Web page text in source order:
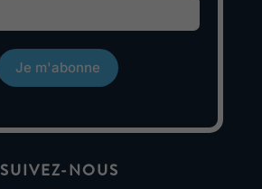
Je m'abonne
SUIVEZ-NOUS